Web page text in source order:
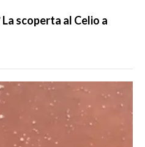
scoperta al Celio a